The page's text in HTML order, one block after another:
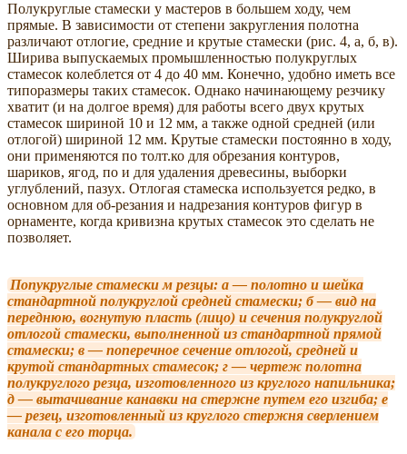
Полукруглые стамески у мастеров в большем ходу, чем
прямые. В зависимости от степени закругления полотна
различают отлогие, средние и крутые стамески (рис. 4, а, б, в).
Ширива выпускаемых промышленностью полукруглых
стамесок колеблется от 4 до 40 мм. Конечно, удобно иметь все
типоразмеры таких стамесок. Однако начинающему резчику
хватит (и на долгое время) для работы всего двух крутых
стамесок шириной 10 и 12 мм, а также одной средней (или
отлогой) шириной 12 мм. Крутые стамески постоянно в ходу,
они применяются по толт.ко для обрезания контуров,
шариков, ягод, по и для удаления древесины, выборки
углублений, пазух. Отлогая стамеска используется редко, в
основном для об-резания и надрезания контуров фигур в
орнаменте, когда кривизна крутых стамесок это сделать не
позволяет.
Попукруглые стамески м резцы: а — полотно и шейка
стандартной полукруглой средней стамески; б — вид на
переднюю, вогнутую пласть (лицо) и сечения полукруглой
отлогой стамески, выполненной из стандартной прямой
стамески; в — поперечное сечение отлогой, средней и
крутой стандартных стамесок; г — чертеж полотна
полукруглого резца, изготовленного из круглого напильника;
д — вытачивание канавки на стержне путем его изгиба; е
— резец, изготовленный из круглого стержня сверлением
канала с его торца.